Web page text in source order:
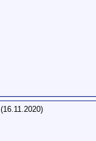
(16.11.2020)